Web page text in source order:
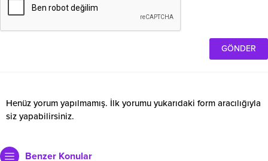
Henüz yorum yapılmamış. İlk yorumu yukarıdaki form aracılığıyla
siz yapabilirsiniz.
Benzer Konular